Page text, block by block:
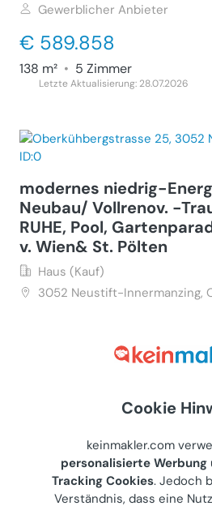
Gewerblicher Anbieter
€ 589.858
138 m² • 5 Zimmer
Letzte Aktualisierung: 28.07.2026
modernes niedrig-
Neubau/ Vollrenov. -
RUHE, Pool,
v. Wien& St. Pölten
Haus (Kauf)
3052 Neustift-Innermanzing,
€ 659.000
Privatverkauf
Cookie
keinmakler.com
personalisierte
Tracking Cookies. Jedoch
Verständnis, dass eine